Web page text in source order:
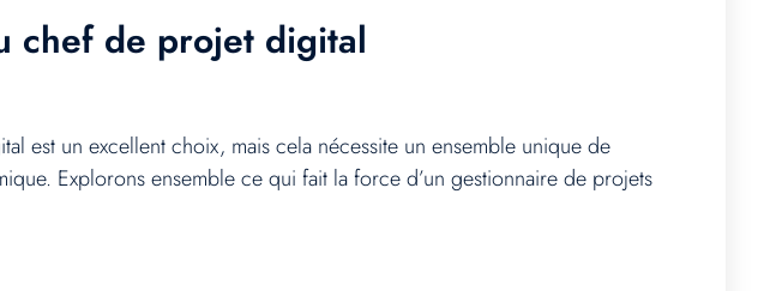
chef de projet digital
est un excellent choix, mais cela nécessite un ensemble unique de
Explorons ensemble ce qui fait la force d’un gestionnaire de projets